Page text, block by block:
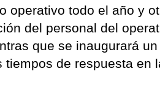
operativo todo el año y
del personal del
que se inaugurará un
de respuesta en